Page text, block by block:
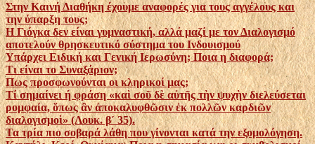
Στην Καινή Διαθήκη έχουμε αναφορές για τους αγγέλους και
την ύπαρξη τους;
Η Γιόγκα δεν είναι γυμναστική, αλλά μαζί με τον Διαλογισμό
αποτελούν θρησκευτικό σύστημα του Ινδουισμού
Υπάρχει Ειδική και Γενική Ιερωσύνη; Ποια η διαφορά;
Τι είναι το Συναξάριον;
Πως προσφωνούνται οι κληρικοί μας;
Τί σημαίνει ή φράση «καὶ σοῦ δὲ αὐτῆς τὴν ψυχὴν διελεύσεται
ρομφαία, ὅπως ἂν ἀποκαλυφθῶσιν ἐκ πολλῶν καρδιῶν
διαλογισμοὶ» (Λουκ. β´ 35).
Τα τρία πιο σοβαρά λάθη που γίνονται κατά την εξομολόγηση.